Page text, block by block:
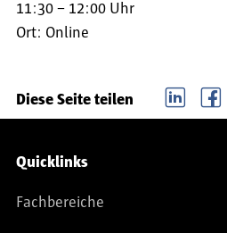
11:30 – 12:00 Uhr
Ort: Online
Diese Seite teilen LinkedIn Facebook
Service-Navigation
Quicklinks
Fachbereiche